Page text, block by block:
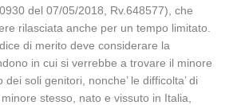
del 07/05/2018, Rv.648577), che
rilasciata anche per un tempo limitato.
di merito deve considerare la
in cui si verrebbe a trovare il minore
soli genitori, nonche’ le difficolta’ di
stesso, nato e vissuto in Italia,